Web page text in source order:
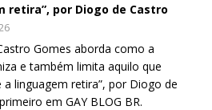
retira”, por Diogo de Castro
Gomes aborda como a
e também limita aquilo que
linguagem retira”, por Diogo de
em GAY BLOG BR.